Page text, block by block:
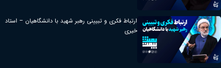
ارتباط فکری و تبیینی رهبر شهید با دانشگاهیان – استاد
خیری